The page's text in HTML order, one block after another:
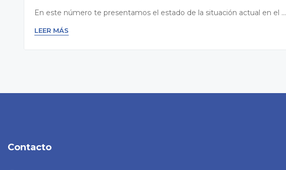
En este número te presentamos el estado de la situación actual en el ...
LEER MÁS
Contacto